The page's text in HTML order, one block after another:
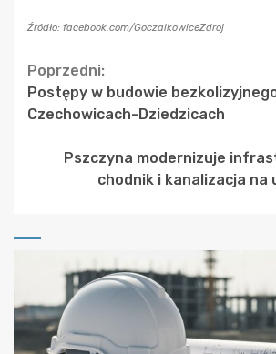
Źródło: facebook.com/GoczalkowiceZdroj
Continue
Reading
Poprzedni:
Postępy w budowie
Czechowicach-Dziedzicach
Pszczyna modernizuje
chodnik i kanalizacja na